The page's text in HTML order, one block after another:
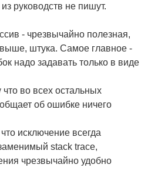
руководств не пишут.
- чрезвычайно полезная,
выше, штука. Самое главное -
надо задавать только в виде
во всех остальных
об ошибке ничего
исключение всегда
stack trace,
чрезвычайно удобно